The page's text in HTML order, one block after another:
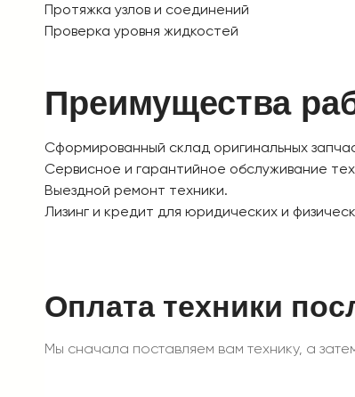
Протяжка узлов и соединений
Проверка уровня жидкостей
Преимущества
Сформированный склад оригинальных
Сервисное и гарантийное обслуживание
Выездной ремонт техники.
Лизинг и кредит для юридических и
Оплата техники
Мы сначала поставляем вам технику, а